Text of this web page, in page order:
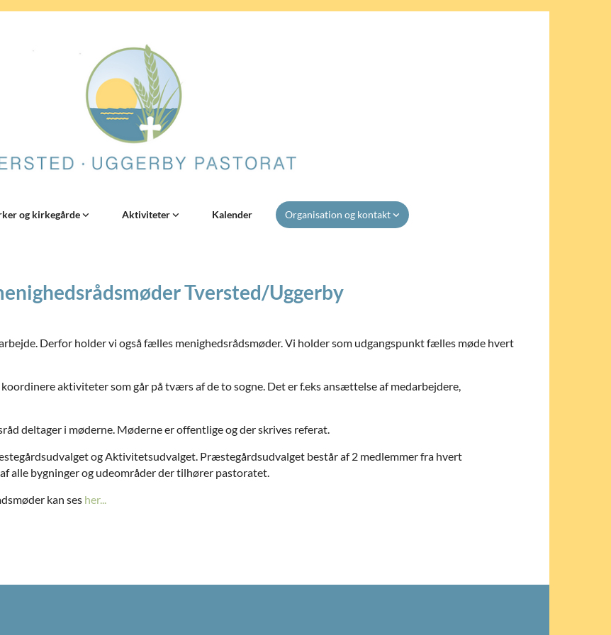
og kirkegårde Aktiviteter Kalender Organisation og kontakt
Tversted/Uggerby
Derfor holder vi også fælles menighedsrådsmøder. Vi holder som udgangspunkt fælles møde hvert
aktiviteter som går på tværs af de to sogne. Det er f.eks ansættelse af medarbejdere,
deltager i møderne. Møderne er offentlige og der skrives referat.
og Aktivitetsudvalget. Præstegårdsudvalget består af 2 medlemmer fra hvert
alle bygninger og udeområder der tilhører pastoratet.
kan ses her...